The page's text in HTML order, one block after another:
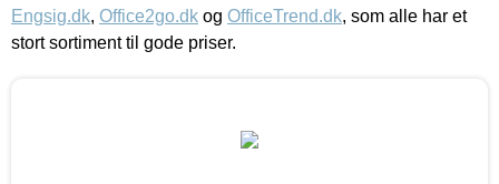
Engsig.dk, Office2go.dk og OfficeTrend.dk, som alle har et
stort sortiment til gode priser.